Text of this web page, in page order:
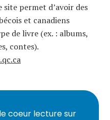
site permet d’avoir des
et canadiens
de livre (ex. : albums,
contes).
coeur lecture sur